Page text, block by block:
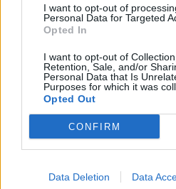
I want to opt-out of
Personal Data for Targeted
Opted In
I want to opt-out of
Retention, Sale, and/or
Personal Data that Is
Purposes for which it was
Opted Out
CONFIRM
Data Deletion Data
07 sierpnia 2026 | 16:31
Boliwijscy biskupi w obliczu
społeczną i pokój
07 sierpnia 2026 | 16:13
Zwierzchnik UKGK: Świętowanie
spotkanie z Chrystusem
Popularne